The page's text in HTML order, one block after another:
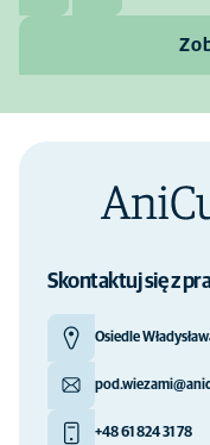
Skontaktuj się z
Osiedle
+48 61 824 31 78